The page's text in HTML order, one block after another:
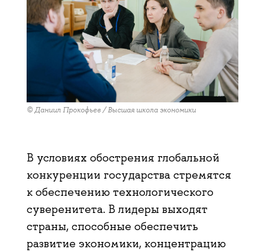
© Даниил Прокофьев / Высшая школа экономики
В условиях обострения глобальной
конкуренции государства стремятся
к обеспечению технологического
суверенитета. В лидеры выходят
страны, способные обеспечить
развитие экономики, концентрацию